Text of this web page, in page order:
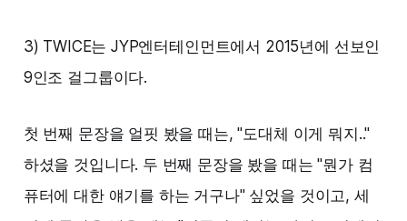
3) TWICE는 JYP엔터테인먼트에서 2015년에 선보인
9인조 걸그룹이다.‌‌
첫 번째 문장을 얼핏 봤을 때는, "도대체 이게 뭐지.."
하셨을 것입니다. 두 번째 문장을 봤을 때는 "뭔가 컴
퓨터에 대한 얘기를 하는 거구나" 싶었을 것이고, 세